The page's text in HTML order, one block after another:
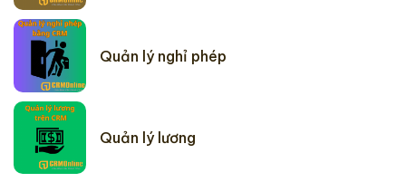
Quản lý nghỉ phép
Quản lý lương